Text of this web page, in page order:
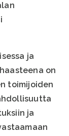
ja
on
toimijoiden
ja